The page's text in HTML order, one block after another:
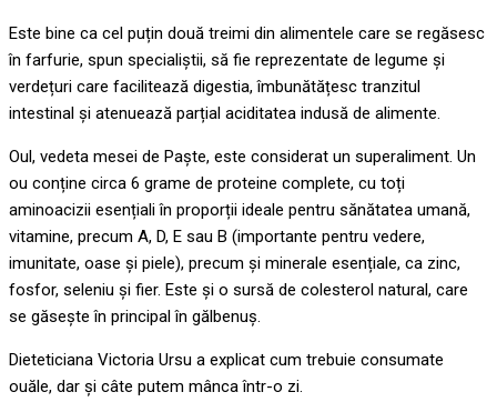
Este bine ca cel puțin două treimi din alimentele care se regăsesc
în farfurie, spun specialiștii, să fie reprezentate de legume și
verdețuri care facilitează digestia, îmbunătățesc tranzitul
intestinal și atenuează parțial aciditatea indusă de alimente.
Oul, vedeta mesei de Paște, este considerat un superaliment. Un
ou conține circa 6 grame de proteine complete, cu toți
aminoacizii esențiali în proporții ideale pentru sănătatea umană,
vitamine, precum A, D, E sau B (importante pentru vedere,
imunitate, oase și piele), precum și minerale esențiale, ca zinc,
fosfor, seleniu și fier. Este și o sursă de colesterol natural, care
se găsește în principal în gălbenuș.
Dieteticiana Victoria Ursu a explicat cum trebuie consumate
ouăle, dar și câte putem mânca într-o zi.